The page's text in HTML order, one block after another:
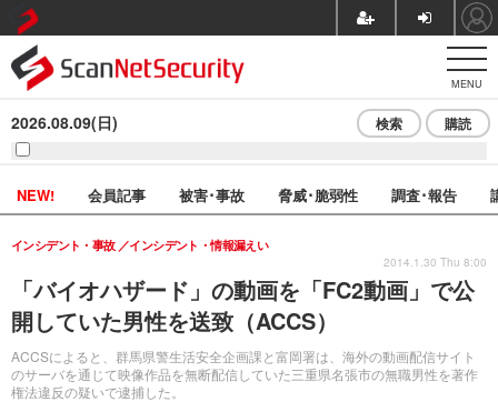
MENU
2026.08.09(日) 検索 購読
NEW! 会員記事 被害･事故 脅威･脆弱性 調査･報告
「バイオハザード」の動画を「FC2動画」で公
開していた男性を送致（ACCS）
ACCSによると、群馬県警生活安全企画課と富岡署は、海外の動画配信サイト
のサーバを通じて映像作品を無断配信していた三重県名張市の無職男性を著作
権法違反の疑いで逮捕した。
インシデント・事故 インシデント・情報漏えい
2014.1.30 Thu 8:00